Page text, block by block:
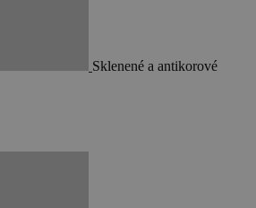
Sklenené a antikorové